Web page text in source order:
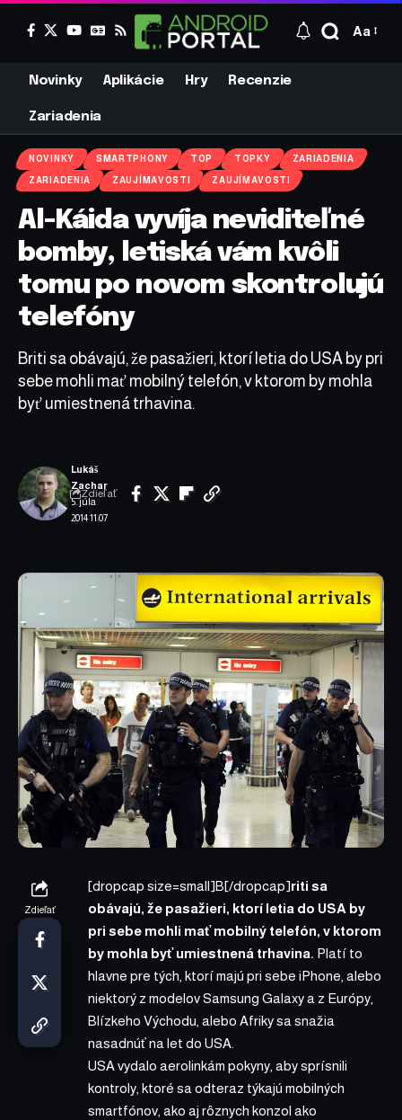
Aa
Novinky Aplikácie Hry Recenzie
Zariadenia
NOVINKY SMARTPHONY TOP TOPKY ZARIADENIA
ZARIADENIA ZAUJÍMAVOSTI ZAUJÍMAVOSTI
Al-Káida vyvíja neviditeľné
bomby, letiská vám kvôli
tomu po novom skontrolujú
telefóny
Briti sa obávajú, že pasažieri, ktorí letia do USA by pri
sebe mohli mať mobilný telefón, v ktorom by mohla
byť umiestnená trhavina.
5. júla
2014 11:07
Lukáš
Zachar
Zdieľať
Zdieľať
[dropcap size=small]B[/dropcap]riti sa
obávajú, že pasažieri, ktorí letia do USA by
pri sebe mohli mať mobilný telefón, v ktorom
by mohla byť umiestnená trhavina. Platí to
hlavne pre tých, ktorí majú pri sebe iPhone, alebo
niektorý z modelov Samsung Galaxy a z Európy,
Blízkeho Východu, alebo Afriky sa snažia
nasadnúť na let do USA.
USA vydalo aerolinkám pokyny, aby sprísnili
kontroly, ktoré sa odteraz týkajú mobilných
smartfónov, ako aj rôznych konzol ako